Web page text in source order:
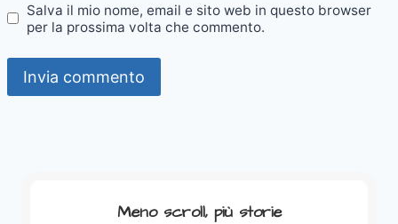
Salva il mio nome, email e sito web in questo browser
per la prossima volta che commento.
Meno scroll, più storie